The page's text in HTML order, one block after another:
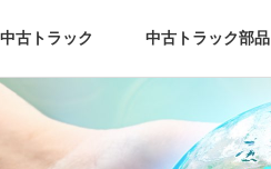
中古トラック 中古トラック部品